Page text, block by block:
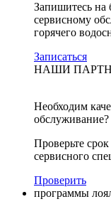
Запишитесь на
сервисному
горячего
Записаться
НАШИ
Необходим
обслуживание?
Проверьте
сервисного
Проверить
программы